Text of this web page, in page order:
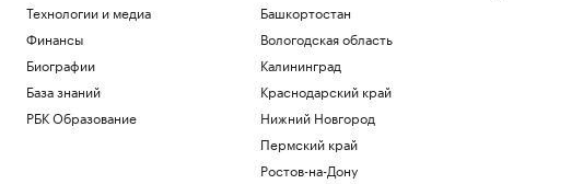
Технологии и медиа
Финансы
Биографии
База знаний
РБК Образование
Башкортостан
Вологодская область
Калининград
Краснодарский край
Нижний Новгород
Пермский край
Ростов-на-Дону